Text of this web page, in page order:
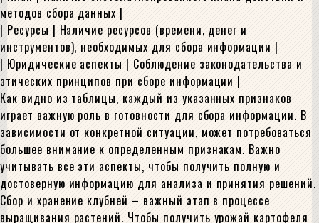
методов сбора данных |
| Ресурсы | Наличие ресурсов (времени, денег и
инструментов), необходимых для сбора информации |
| Юридические аспекты | Соблюдение законодательства и
этических принципов при сборе информации |
Как видно из таблицы, каждый из указанных признаков
играет важную роль в готовности для сбора информации. В
зависимости от конкретной ситуации, может потребоваться
большее внимание к определенным признакам. Важно
учитывать все эти аспекты, чтобы получить полную и
достоверную информацию для анализа и принятия решений.
Сбор и хранение клубней – важный этап в процессе
выращивания растений. Чтобы получить урожай картофеля